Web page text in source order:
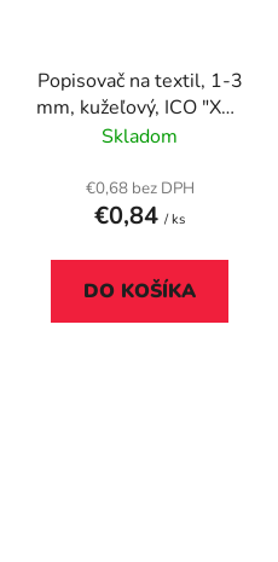
Popisovač na textil, 1-3
mm, kužeľový, ICO "XXL
T-Shirt", ružový
Skladom
€0,68 bez DPH
€0,84 / ks
DO KOŠÍKA